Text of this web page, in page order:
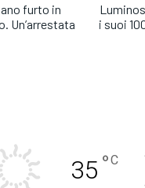
furto in
Un’arrestata
i suoi
35 °C